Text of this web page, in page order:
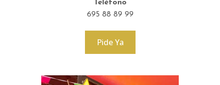
Teléfono
695 88 89 99
Pide Ya